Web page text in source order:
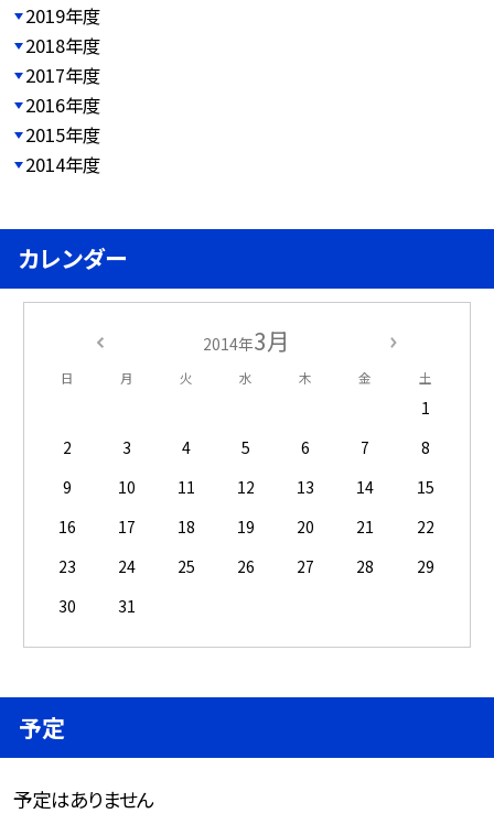
2019年度
2018年度
2017年度
2016年度
2015年度
2014年度
カレンダー
2014年3月
日 月 火 水 木 金 土
1
2
3 4 5 6 7
8
9
10 11 12 13 14
15
16
17 18 19 20 21
22
23
24 25 26 27 28
29
30
31
予定
予定はありません